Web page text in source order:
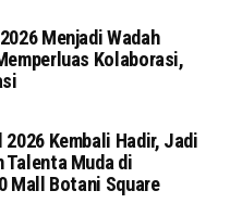
Menjadi Wadah
Kolaborasi,
Kembali Hadir, Jadi
Talenta Muda di
Mall Botani Square